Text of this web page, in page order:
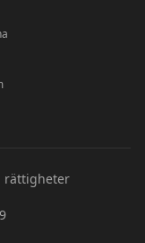
rättigheter